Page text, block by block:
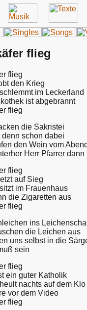
flieg
flieg
den Krieg
im Leckerland
ist abgebrannt
flieg
die Sakristei
denn schon dabei
den Wein vom
Herr Pfarrer
flieg
auf Sieg
im Frauenhaus
die Zigaretten aus
flieg
ins
die Leichen aus
uns selbst in die
sein
flieg
ein guter Katholik
nachts auf dem Klo
vor dem Video
flieg